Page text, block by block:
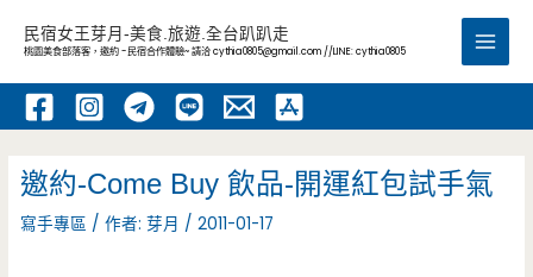
內
民宿女王芽月-美食.旅遊.全台趴趴走
桃園美食部落客，邀約 -民宿合作體驗~ 請洽cythia0805@gmail.com //LINE: cythia0805
Main
邀約-Come Buy 飲品-開運紅包試手氣
寫手專區 / 作者:芽月 /2011-01-17